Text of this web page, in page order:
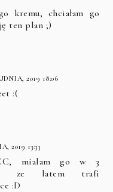
kremu, chciałam go
ten plan ;)
2019 18:06
:(
2019 13:33
mialam go w 3
ze latem trafi
:D